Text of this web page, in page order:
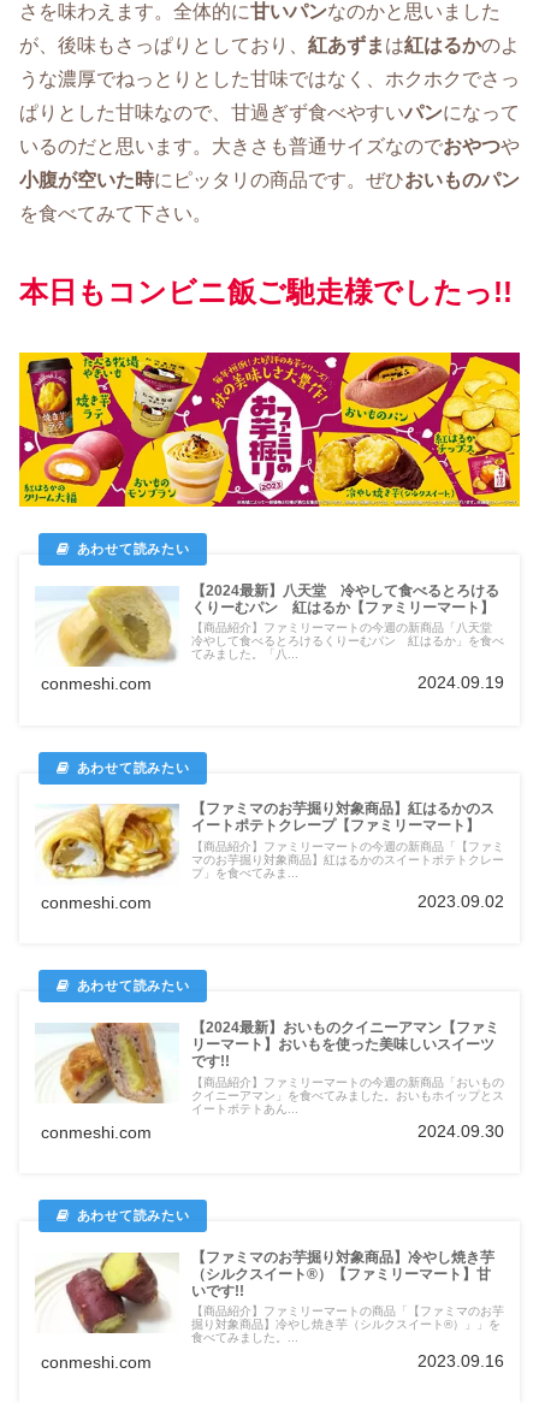
さを味わえます。全体的に甘いパンなのかと思いました
が、後味もさっぱりとしており、 紅あずまは紅はるかのよ
うな濃厚でねっとりとした甘味ではなく、ホクホクでさっ
ぱりとした甘味なので、甘過ぎず食べやすいパンになって
いるのだと思います。大きさも普通サイズなのでおやつや
小腹が空いた時にピッタリの商品です。ぜひおいものパン
を食べてみて下さい。
本日もコンビニ飯ご馳走様でしたっ!!
【2024最新】八天堂 冷やして食べるとろける
くりーむパン 紅はるか【ファミリーマート】
【商品紹介】ファミリーマートの今週の新商品「八天堂
冷やして食べるとろけるくりーむパン 紅はるか」を食べ
てみました。「八...
conmeshi.com 2024.09.19
【ファミマのお芋掘り対象商品】紅はるかのス
イートポテトクレープ【ファミリーマート】
【商品紹介】ファミリーマートの今週の新商品「【ファミ
マのお芋掘り対象商品】紅はるかのスイートポテトクレー
プ」を食べてみま...
conmeshi.com 2023.09.02
【2024最新】おいものクイニーアマン【ファミ
リーマート】おいもを使った美味しいスイーツ
です!!
【商品紹介】ファミリーマートの今週の新商品「おいもの
クイニーアマン」を食べてみました。おいもホイップとス
イートポテトあん...
conmeshi.com 2024.09.30
【ファミマのお芋掘り対象商品】冷やし焼き芋
（シルクスイート®）【ファミリーマート】甘
いです!!
【商品紹介】ファミリーマートの商品「【ファミマのお芋
掘り対象商品】冷やし焼き芋（シルクスイート®）」」を
食べてみました。...
conmeshi.com 2023.09.16